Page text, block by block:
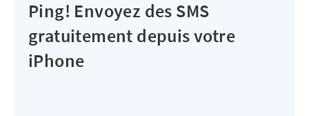
Ping! Envoyez des SMS
gratuitement depuis votre
iPhone